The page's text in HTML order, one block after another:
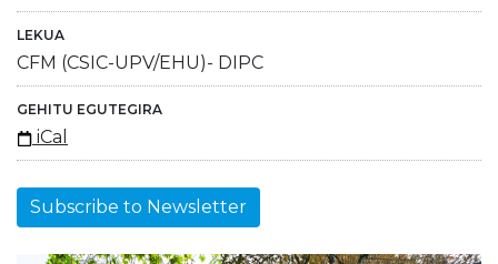
LEKUA
CFM (CSIC-UPV/EHU)- DIPC
GEHITU EGUTEGIRA
iCal
Subscribe to Newsletter